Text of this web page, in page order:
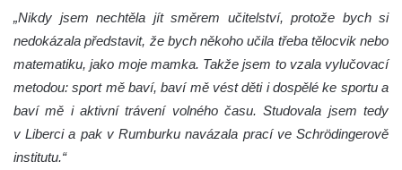
„Nikdy jsem nechtěla jít směrem učitelství, protože bych si
nedokázala představit, že bych někoho učila třeba tělocvik nebo
matematiku, jako moje mamka. Takže jsem to vzala vylučovací
metodou: sport mě baví, baví mě vést děti i dospělé ke sportu a
baví mě i aktivní trávení volného času. Studovala jsem tedy
v Liberci a pak v Rumburku navázala prací ve Schrödingerově
institutu.“